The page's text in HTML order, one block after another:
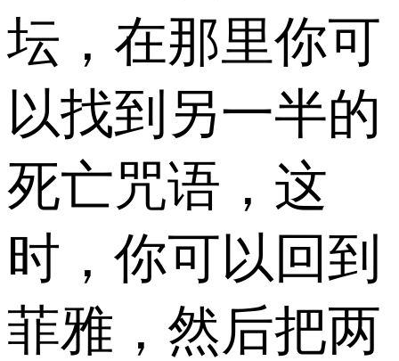
坛，在那里你可
以找到另一半的
死亡咒语，这
时，你可以回到
菲雅，然后把两